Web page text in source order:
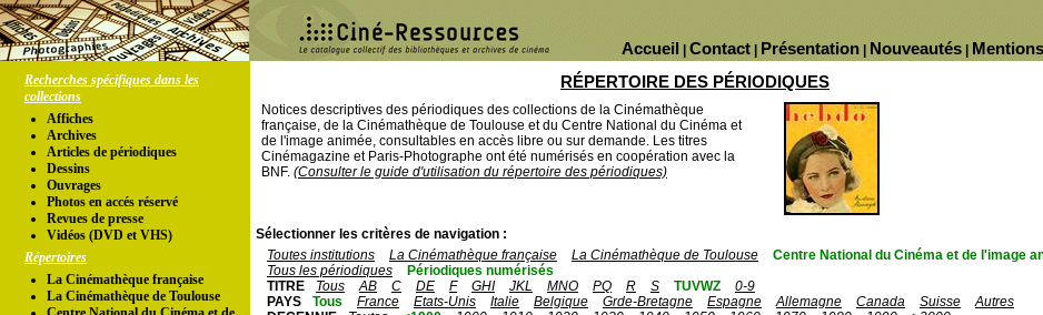
Nouveautés
Présentation
Contact
Accueil
Recherches spécifiques dans les
collections
Affiches
Archives
Articles de périodiques
Dessins
Ouvrages
Photos en accés réservé
Revues de presse
Vidéos (DVD et VHS)
Répertoires
La Cinémathèque française
La Cinémathèque de Toulouse
RÉPERTOIRE DES PÉRIODIQUES
Notices descriptives des périodiques des collections de la Cinémathèque
française, de la Cinémathèque de Toulouse et du Centre National du Cinéma et
de l'image animée, consultables en accès libre ou sur demande. Les titres
Cinémagazine et Paris-Photographe ont été numérisés en coopération avec la
BNF. (Consulter le guide d'utilisation du répertoire des périodiques)
Sélectionner les critères de navigation :
Toutes institutions
La Cinémathèque française La Cinémathèque de Toulouse
Centre National du Cinéma et de l'image
Tous les périodiques
Périodiques numérisés
TITRE
Tous AB C DE F GHI JKL MNO PQ R S TUVWZ
0-9
PAYS
Tous France Etats-Unis Italie Belgique Grde-Bretagne Espagne Allemagne Canada Suisse
Autres